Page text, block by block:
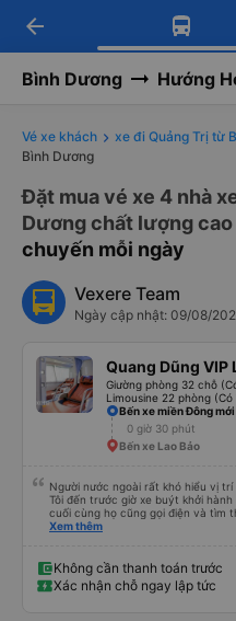
Tải app
Nhận ưu đãi
Tải app
-30k/ghế khi
arrow_back
Bình Dương Hướng
Vé xe khách xe đi Quảng Trị từ
Bình Dương
Đặt mua vé xe 4 nhà
Dương chất lượng
chuyến mỗi ngày
Vexere Team
Ngày cập nhật: 09/08/
Quang Dũng VIP
Giường phòng 32 chỗ
Limousine 22 phòng (Có
Bến xe miền Đông mới
0 giờ 30 phút
Bến xe Lao Bảo
Người nước ngoài rất khó hiểu vị
Tôi đến trước giờ xe buýt khởi
cuối cùng họ cũng gọi điện và tìm
sao thì tôi ngủ ngon hơn ở khách
Xem thêm
Không cần thanh toán trước
Xác nhận chỗ ngay lập tức